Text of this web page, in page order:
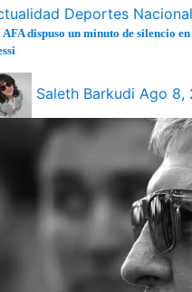
Deportes Nacional
AFA dispuso un minuto de silencio
Saleth Barkudi Ago 8,